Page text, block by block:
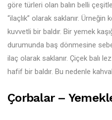
göre türleri olan balın belli
“ilaçlık” olarak saklanır. Ürneğin
kuvvetli bir baldır. Bir yemek
durumunda baş dönmesine
ilaç olarak saklanır. Çiçek balı
hafif bir baldır. Bu nedenle
Çorbalar –